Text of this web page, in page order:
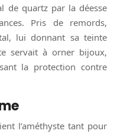
de quartz par la déesse
Pris de remords,
lui donnant sa teinte
servait à orner bijoux,
la protection contre
l’améthyste tant pour